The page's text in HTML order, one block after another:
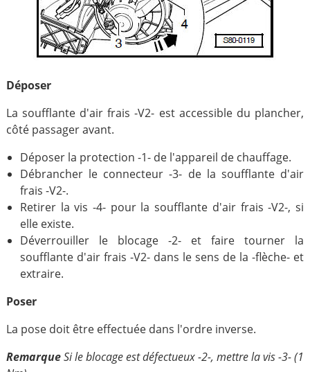
Déposer
La soufflante d'air frais -V2- est accessible du plancher,
côté passager avant.
Déposer la protection -1- de l'appareil de chauffage.
Débrancher le connecteur -3- de la soufflante d'air
frais -V2-.
Retirer la vis -4- pour la soufflante d'air frais -V2-, si
elle existe.
Déverrouiller le blocage -2- et faire tourner la
soufflante d'air frais -V2- dans le sens de la -flèche- et
extraire.
Poser
La pose doit être effectuée dans l'ordre inverse.
RemarqueSi le blocage est défectueux -2-, mettre la vis -3- (1